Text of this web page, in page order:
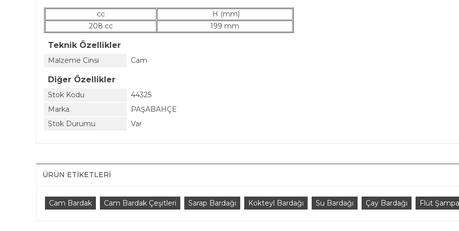
cc
H (mm)
208 cc
199 mm
Teknik Özellikler
Malzeme Cinsi Cam
Diğer Özellikler
Stok Kodu
44325
Marka
PAŞABAHÇE
Stok Durumu
Var
ÜRÜN ETIKETLERI
Cam Bardak Cam Bardak Çeşitleri Sarap Bardağı Kokteyl Bardağı Su Bardağı Çay Bardağı Flüt